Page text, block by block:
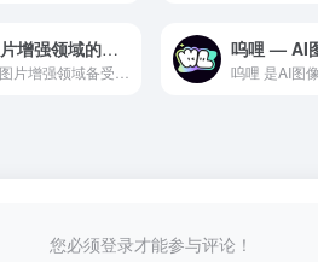
Luminar Neo — 图片增强领域的专业 AI 工具
您必须登录才能参与评论！